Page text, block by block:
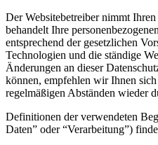
Der Websitebetreiber nimmt
behandelt Ihre
entsprechend der gesetzlichen
Technologien und die ständige
Änderungen an dieser
können, empfehlen wir Ihnen
regelmäßigen Abständen wieder
Definitionen der verwendeten
Daten” oder “Verarbeitung”)